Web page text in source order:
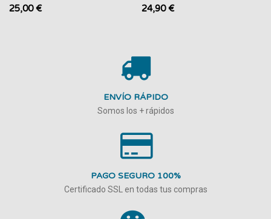
25,00 € 24,90 €
ENVÍO RÁPIDO
Somos los + rápidos
PAGO SEGURO 100%
Certificado SSL en todas tus compras